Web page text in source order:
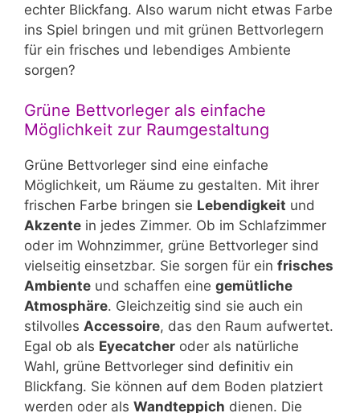
echter Blickfang. Also warum nicht etwas Farbe
ins Spiel bringen und mit grünen Bettvorlegern
für ein frisches und lebendiges Ambiente
sorgen?
Grüne Bettvorleger als einfache
Möglichkeit zur Raumgestaltung
Grüne Bettvorleger sind eine einfache
Möglichkeit, um Räume zu gestalten. Mit ihrer
frischen Farbe bringen sie Lebendigkeit und
Akzente in jedes Zimmer. Ob im Schlafzimmer
oder im Wohnzimmer, grüne Bettvorleger sind
vielseitig einsetzbar. Sie sorgen für ein frisches
Ambiente und schaffen eine gemütliche
Atmosphäre. Gleichzeitig sind sie auch ein
stilvolles Accessoire, das den Raum aufwertet.
Egal ob als Eyecatcher oder als natürliche
Wahl, grüne Bettvorleger sind definitiv ein
Blickfang. Sie können auf dem Boden platziert
werden oder als Wandteppich dienen. Die